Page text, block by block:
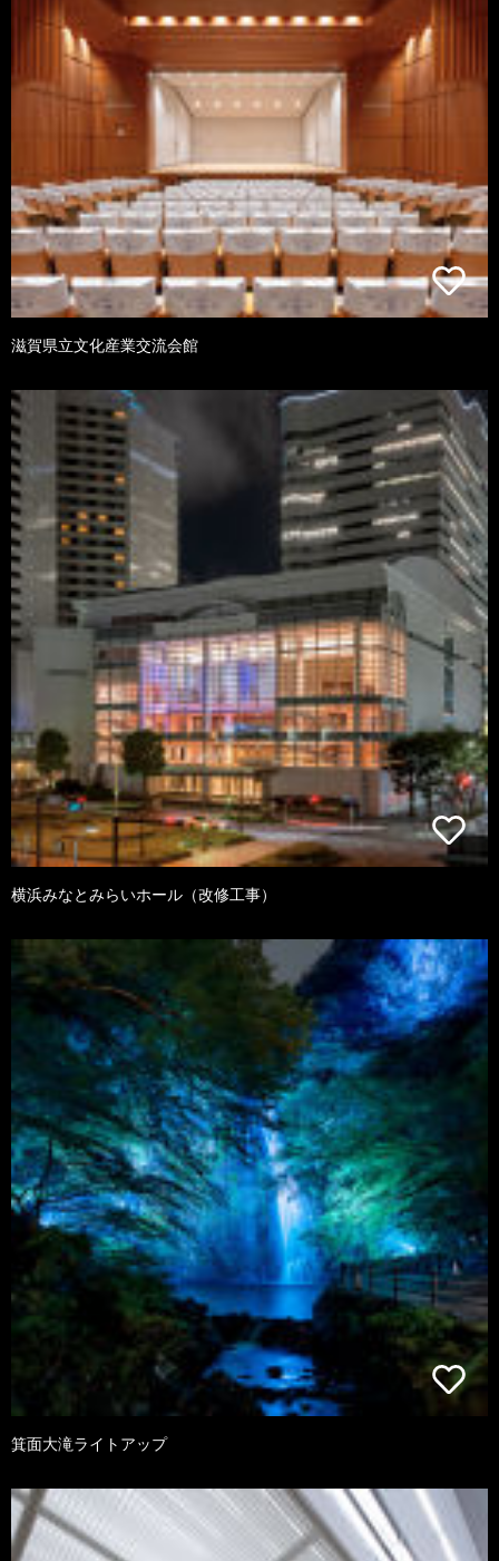
滋賀県立文化産業交流会館
横浜みなとみらいホール（改修工事）
箕面大滝ライトアップ